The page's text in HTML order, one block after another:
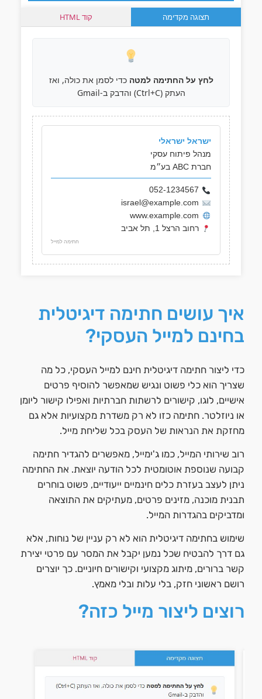
תצוגה מקדימה קוד HTML
לחץ על החתימה למטה כדי לסמן את כולה, ואז
העתק (Ctrl+C) והדבק ב-Gmail
ישראל ישראלי
מנהל פיתוח עסקי
חברת ABC בע״מ
052-1234567
israel@example.com
www.example.com
רחוב הרצל 1, תל אביב
חתימה למייל
איך עושים חתימה דיגיטלית
בחינם למייל העסקי?
כדי ליצור חתימה דיגיטלית חינם למייל העסקי, כל מה
שצריך הוא כלי פשוט ונגיש שמאפשר להוסיף פרטים
אישיים, לוגו, קישורים לרשתות חברתיות ואפילו קישור ליומן
או ניוזלטר. חתימה כזו לא רק משדרת מקצועיות אלא גם
מחזקת את הנראות של העסק בכל שליחת מייל.
רוב שירותי המייל, כמו ג'ימייל, מאפשרים להגדיר חתימה
קבועה שנוספת אוטומטית לכל הודעה יוצאת. את החתימה
ניתן לעצב בעזרת כלים חינמיים ייעודיים, פשוט בוחרים
תבנית מוכנה, מזינים פרטים, מעתיקים את התוצאה
ומדביקים בהגדרות המייל.
שימוש בחתימה דיגיטלית הוא לא רק עניין של נוחות, אלא
גם דרך להבטיח שכל נמען יקבל את המסר עם פרטי יצירת
קשר ברורים, מיתוג מקצועי וקישורים חיוניים. כך יוצרים
רושם ראשוני חזק, בלי עלות ובלי מאמץ.
רוצים ליצור מייל כזה?